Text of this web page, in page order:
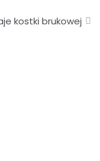
kostki brukowej